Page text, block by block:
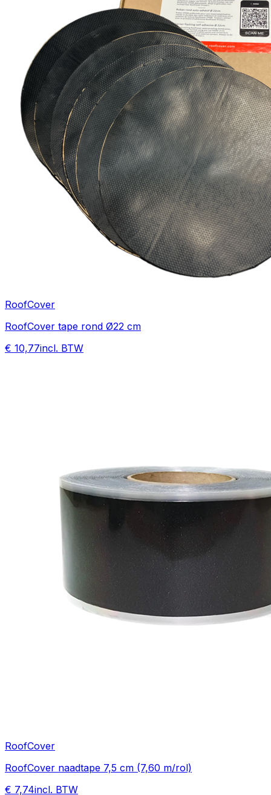
RoofCover
RoofCover tape rond Ø22 cm
€ 10,77incl. BTW
RoofCover
RoofCover naadtape 7,5 cm (7,60 m/rol)
€ 7,74incl. BTW